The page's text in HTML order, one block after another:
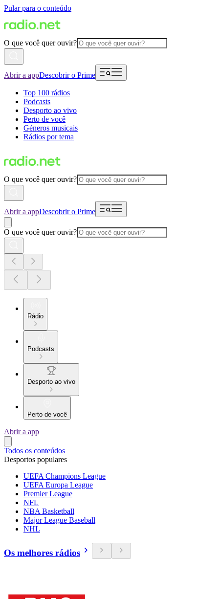
Pular para o conteúdo
O que você quer ouvir?
Abrir a appDescobrir o Prime
Top 100 rádios
Podcasts
Desporto ao vivo
Perto de você
Géneros musicais
Rádios por tema
O que você quer ouvir?
Abrir a appDescobrir o Prime
O que você quer ouvir?
Rádio
Podcasts
Desporto ao vivo
Perto de você
Abrir a app
Todos os conteúdos
Desportos populares
UEFA Champions League
UEFA Europa League
Premier League
NFL
NBA Basketball
Major League Baseball
NHL
Os melhores rádios